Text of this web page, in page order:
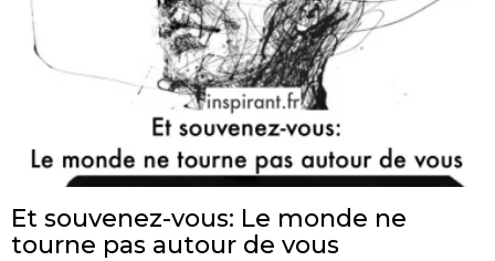
Et souvenez-vous: Le monde ne
tourne pas autour de vous